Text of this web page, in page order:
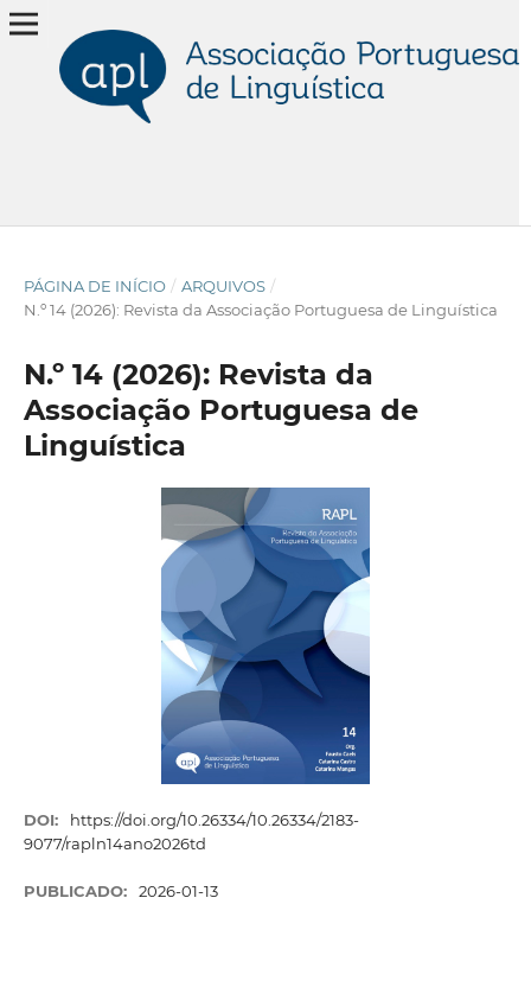
PÁGINA DE INÍCIO / ARQUIVOS /
N.º 14 (2026): Revista da Associação Portuguesa de Linguística
N.º 14 (2026): Revista da
Associação Portuguesa de
Linguística
DOI:
https://doi.org/10.26334/10.26334/2183-
9077/rapln14ano2026td
PUBLICADO: 2026-01-13